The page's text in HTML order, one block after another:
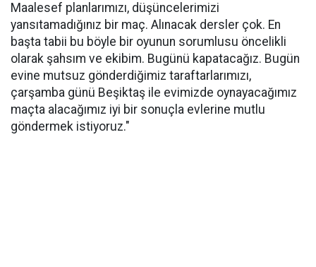
Maalesef planlarımızı, düşüncelerimizi
yansıtamadığınız bir maç. Alınacak dersler çok. En
başta tabii bu böyle bir oyunun sorumlusu öncelikli
olarak şahsım ve ekibim. Bugünü kapatacağız. Bugün
evine mutsuz gönderdiğimiz taraftarlarımızı,
çarşamba günü Beşiktaş ile evimizde oynayacağımız
maçta alacağımız iyi bir sonuçla evlerine mutlu
göndermek istiyoruz."